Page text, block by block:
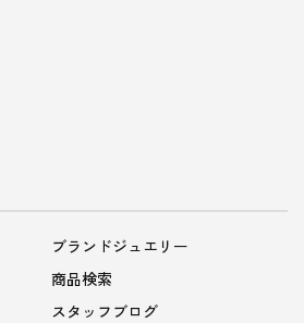
ブランドジュエリー
商品検索
スタッフブログ